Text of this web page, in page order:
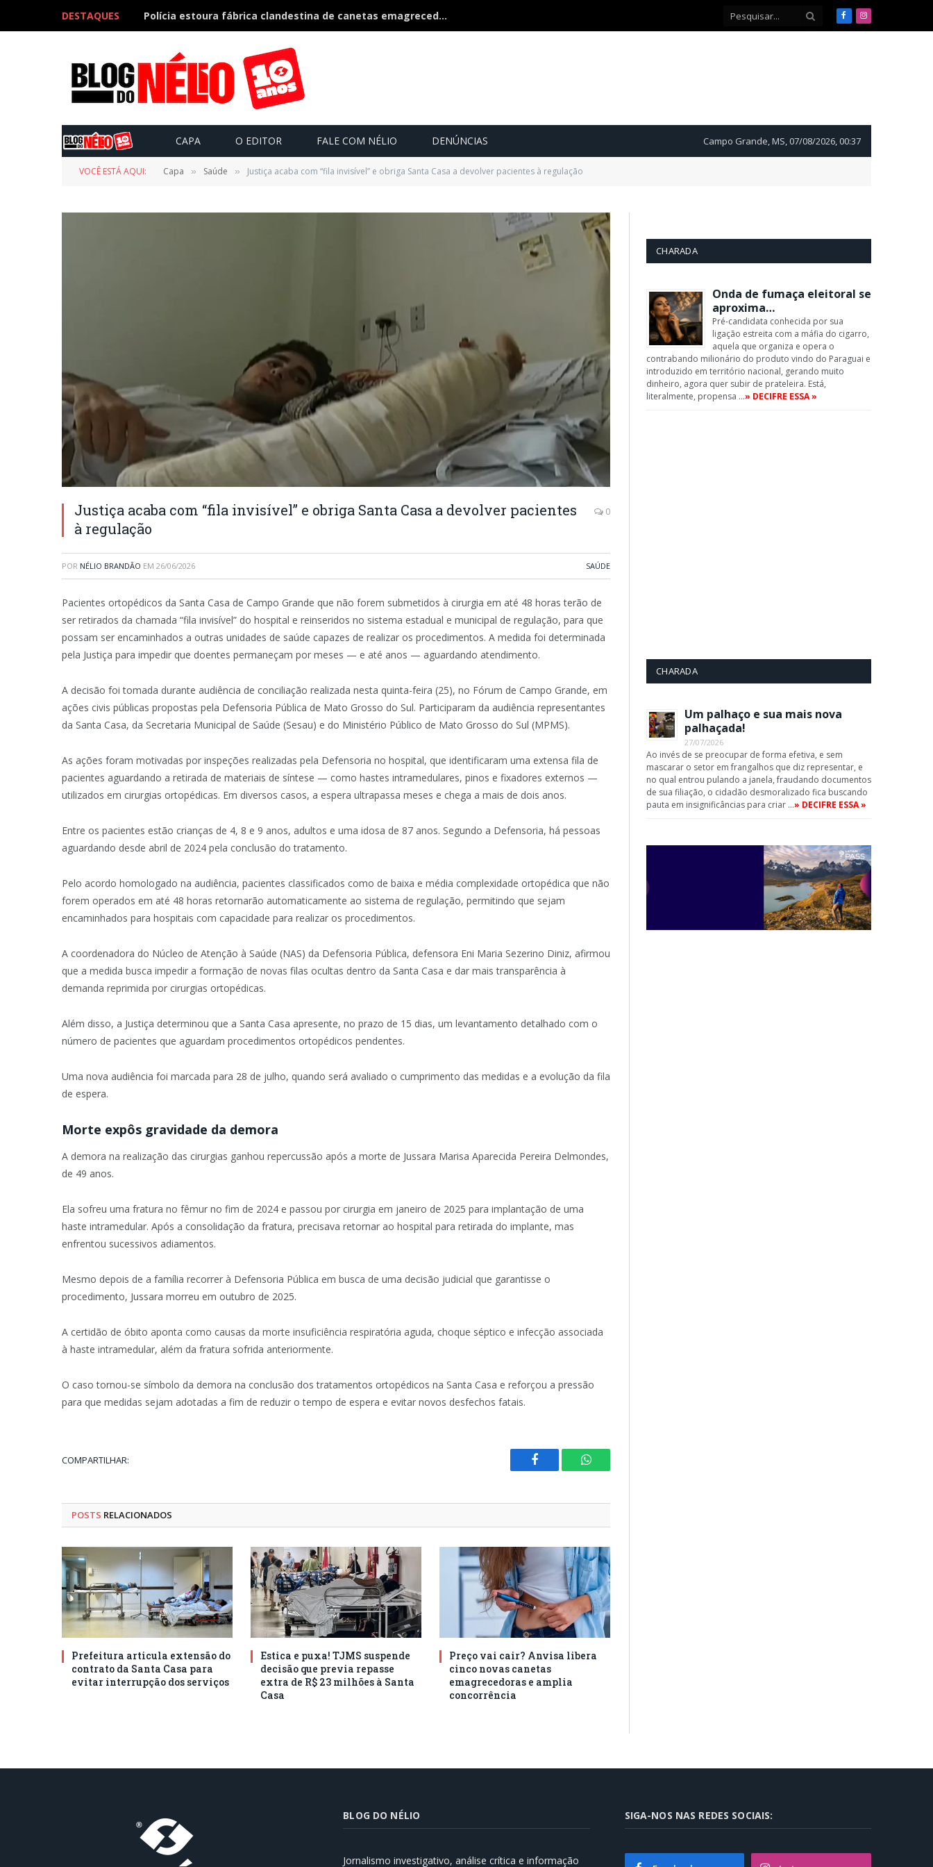
DESTAQUES Polícia estoura fábrica clandestina de canetas emagrecedoras é fechada na fronteira FacebookInstagram
CAPA O EDITOR FALE COM NÉLIO DENÚNCIAS Campo Grande, MS, 07/08/2026, 00:37
VOCÊ ESTÁ AQUI: Capa » Saúde » Justiça acaba com “fila invisível” e obriga Santa Casa a devolver pacientes à regulação
Justiça acaba com “fila invisível” e obriga Santa Casa a devolver pacientes
à regulação
0
POR NÉLIO BRANDÃO EM 26/06/2026 SAÚDE
Pacientes ortopédicos da Santa Casa de Campo Grande que não forem submetidos à cirurgia em até 48 horas terão de
ser retirados da chamada “fila invisível” do hospital e reinseridos no sistema estadual e municipal de regulação, para que
possam ser encaminhados a outras unidades de saúde capazes de realizar os procedimentos. A medida foi determinada
pela Justiça para impedir que doentes permaneçam por meses — e até anos — aguardando atendimento.
A decisão foi tomada durante audiência de conciliação realizada nesta quinta-feira (25), no Fórum de Campo Grande, em
ações civis públicas propostas pela Defensoria Pública de Mato Grosso do Sul. Participaram da audiência representantes
da Santa Casa, da Secretaria Municipal de Saúde (Sesau) e do Ministério Público de Mato Grosso do Sul (MPMS).
As ações foram motivadas por inspeções realizadas pela Defensoria no hospital, que identificaram uma extensa fila de
pacientes aguardando a retirada de materiais de síntese — como hastes intramedulares, pinos e fixadores externos —
utilizados em cirurgias ortopédicas. Em diversos casos, a espera ultrapassa meses e chega a mais de dois anos.
Entre os pacientes estão crianças de 4, 8 e 9 anos, adultos e uma idosa de 87 anos. Segundo a Defensoria, há pessoas
aguardando desde abril de 2024 pela conclusão do tratamento.
Pelo acordo homologado na audiência, pacientes classificados como de baixa e média complexidade ortopédica que não
forem operados em até 48 horas retornarão automaticamente ao sistema de regulação, permitindo que sejam
encaminhados para hospitais com capacidade para realizar os procedimentos.
A coordenadora do Núcleo de Atenção à Saúde (NAS) da Defensoria Pública, defensora Eni Maria Sezerino Diniz, afirmou
que a medida busca impedir a formação de novas filas ocultas dentro da Santa Casa e dar mais transparência à
demanda reprimida por cirurgias ortopédicas.
Além disso, a Justiça determinou que a Santa Casa apresente, no prazo de 15 dias, um levantamento detalhado com o
número de pacientes que aguardam procedimentos ortopédicos pendentes.
Uma nova audiência foi marcada para 28 de julho, quando será avaliado o cumprimento das medidas e a evolução da fila
de espera.
Morte expôs gravidade da demora
A demora na realização das cirurgias ganhou repercussão após a morte de Jussara Marisa Aparecida Pereira Delmondes,
de 49 anos.
Ela sofreu uma fratura no fêmur no fim de 2024 e passou por cirurgia em janeiro de 2025 para implantação de uma
haste intramedular. Após a consolidação da fratura, precisava retornar ao hospital para retirada do implante, mas
enfrentou sucessivos adiamentos.
Mesmo depois de a família recorrer à Defensoria Pública em busca de uma decisão judicial que garantisse o
procedimento, Jussara morreu em outubro de 2025.
A certidão de óbito aponta como causas da morte insuficiência respiratória aguda, choque séptico e infecção associada
à haste intramedular, além da fratura sofrida anteriormente.
O caso tornou-se símbolo da demora na conclusão dos tratamentos ortopédicos na Santa Casa e reforçou a pressão
para que medidas sejam adotadas a fim de reduzir o tempo de espera e evitar novos desfechos fatais.
COMPARTILHAR:
Facebook WhatsApp
POSTS RELACIONADOS
Prefeitura articula extensão do
contrato da Santa Casa para
evitar interrupção dos serviços
Estica e puxa! TJMS suspende
decisão que previa repasse
extra de R$ 23 milhões à Santa
Casa
Preço vai cair? Anvisa libera
cinco novas canetas
emagrecedoras e amplia
concorrência
CHARADA
Onda de fumaça eleitoral se
aproxima…
Pré-candidata conhecida por sua
ligação estreita com a máfia do cigarro,
aquela que organiza e opera o
contrabando milionário do produto vindo do Paraguai e
introduzido em território nacional, gerando muito
dinheiro, agora quer subir de prateleira. Está,
literalmente, propensa …» DECIFRE ESSA »
CHARADA
Um palhaço e sua mais nova
palhaçada!
27/07/2026
Ao invés de se preocupar de forma efetiva, e sem
mascarar o setor em frangalhos que diz representar, e
no qual entrou pulando a janela, fraudando documentos
de sua filiação, o cidadão desmoralizado fica buscando
pauta em insignificâncias para criar …» DECIFRE ESSA »
BLOG DO NÉLIO
Jornalismo investigativo, análise crítica e informação
SIGA-NOS NAS REDES SOCIAIS: